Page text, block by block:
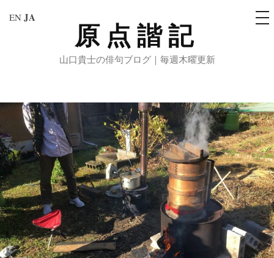
キ
ッ
プ
原点諧記
山口貴士の俳句ブログ｜毎週木曜更新
メ
ニ
EN JA